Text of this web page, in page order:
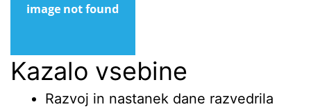
Kazalo vsebine
Razvoj in nastanek dane razvedrila